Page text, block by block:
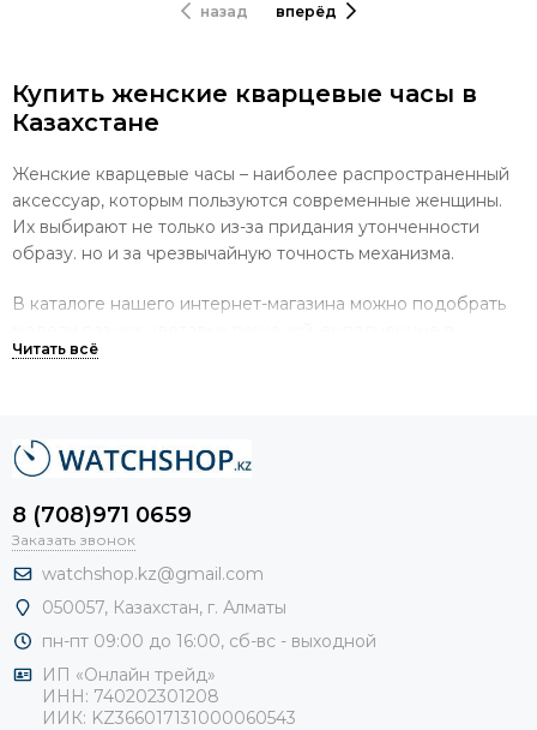
назад вперёд
Купить женские кварцевые часы в
Казахстане
Женские кварцевые часы – наиболее распространенный
аксессуар, которым пользуются современные женщины.
Их выбирают не только из-за придания утонченности
образу. но и за чрезвычайную точность механизма.
В каталоге нашего интернет-магазина можно подобрать
стильном дизайне. Кроме того, у нас представлены
известных брендов. Важно, что именно эти модели по
качеству и внешнему виду не уступают оригинальным
такого типа намного ниже.
Среди предложений нашего каталога имеются модели:
с кожаным ремешком или стальным браслетом;
прямоугольной или круглой формы;
в латунном, стальном или пластиковом корпусе.
8 (708)971 0659
Заказать звонок
watchshop.kz@gmail.com
050057, Казахстан, г. Алматы
пн-пт 09:00 до 16:00, сб-вс - выходной
ИП «Онлайн трейд»
ИНН: 740202301208
ИИК: KZ366017131000060543